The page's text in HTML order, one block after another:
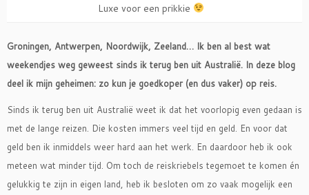
Luxe voor een prikkie
Groningen, Antwerpen, Noordwijk, Zeeland… Ik ben al best wat
weekendjes weg geweest sinds ik terug ben uit Australië. In deze blog
deel ik mijn geheimen: zo kun je goedkoper (en dus vaker) op reis.
Sinds ik terug ben uit Australië weet ik dat het voorlopig even gedaan is
met de lange reizen. Die kosten immers veel tijd en geld. En voor dat
geld ben ik inmiddels weer hard aan het werk. En daardoor heb ik ook
meteen wat minder tijd. Om toch de reiskriebels tegemoet te komen én
gelukkig te zijn in eigen land, heb ik besloten om zo vaak mogelijk een